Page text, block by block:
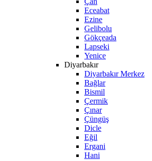
Eceabat
Ezine
Gelibolu
Gökçeada
Lapseki
Yenice
Diyarbakır
Diyarbakır Merkez
Bağlar
Bismil
Çermik
Çınar
Çüngüş
Dicle
Eğil
Ergani
Hani